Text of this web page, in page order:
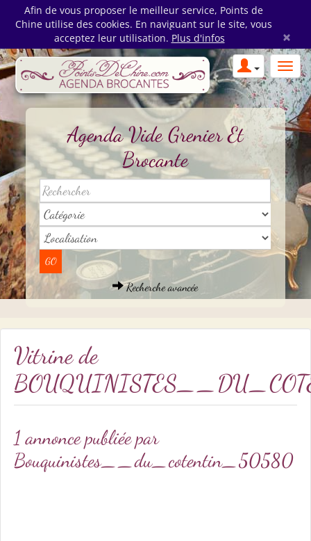
Afin de vous proposer le meilleur service, Points de
Chine utilise des cookies. En naviguant sur le site, vous
acceptez leur utilisation. Plus d'infos ×
Agenda Vide Grenier Et
Brocante
Recherche avancée
Vitrine de
1 annonce publiée par
Bouquinistes__du_cotentin_50580